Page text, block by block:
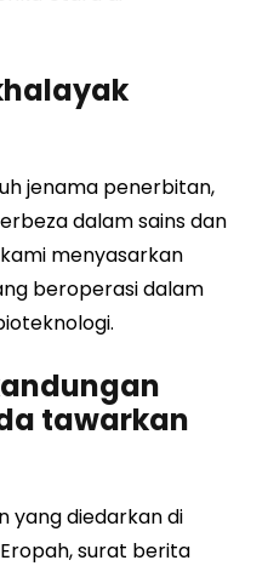
jenama penerbitan,
dalam sains dan
menyasarkan
beroperasi dalam
tawarkan
yang diedarkan di
surat berita